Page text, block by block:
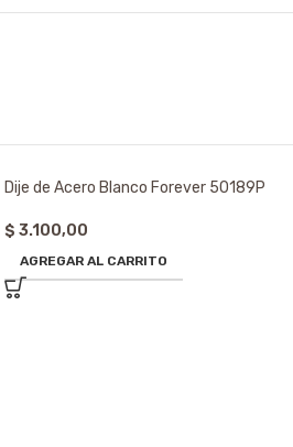
Dije de Acero Blanco Forever 50189P
$ 3.100,00
AGREGAR AL CARRITO